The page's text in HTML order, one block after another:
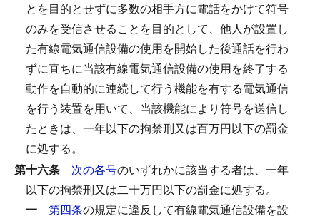
とを目的とせずに多数の相手方に電話をかけて符号
のみを受信させることを目的として、他人が設置し
た有線電気通信設備の使用を開始した後通話を行わ
ずに直ちに当該有線電気通信設備の使用を終了する
動作を自動的に連続して行う機能を有する電気通信
を行う装置を用いて、当該機能により符号を送信し
たときは、一年以下の拘禁刑又は百万円以下の罰金
に処する。
第十六条 次の各号のいずれかに該当する者は、一年
以下の拘禁刑又は二十万円以下の罰金に処する。
一 第四条の規定に違反して有線電気通信設備を設